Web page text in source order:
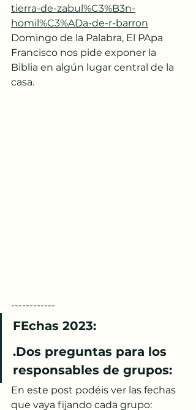
tierra-de-zabul%C3%B3n-
homil%C3%ADa-de-r-barron
Domingo de la Palabra, El PApa
Francisco nos pide exponer la
Biblia en algún lugar central de la
casa.
------------
FEchas 2023:
.Dos preguntas para los
responsables de grupos:
En este post podéis ver las fechas
que vaya fijando cada grupo: